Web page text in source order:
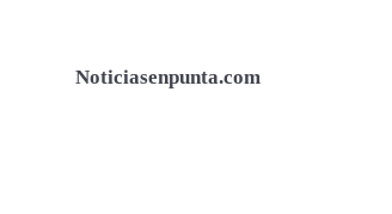
Noticiasenpunta.com